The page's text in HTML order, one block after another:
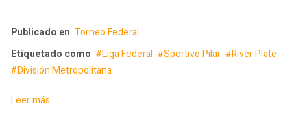
Publicado en Torneo Federal
Etiquetado como
Liga Federal Sportivo Pilar
River Plate
División Metropolitana
Leer más ...